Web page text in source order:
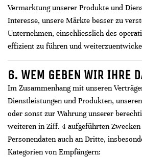
Vermarktung unserer Produkte und
Interesse, unsere Märkte besser zu
Unternehmen, einschliesslich des
effizient zu führen und
6. WEM GEBEN WIR IHRE
Im Zusammenhang mit unseren
Dienstleistungen und Produkten,
oder sonst zur Wahrung unserer
weiteren in Ziff. 4 aufgeführten
Personendaten auch an Dritte,
Kategorien von Empfängern: